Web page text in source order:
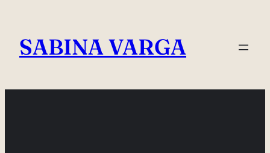
content
SABINA VARGA